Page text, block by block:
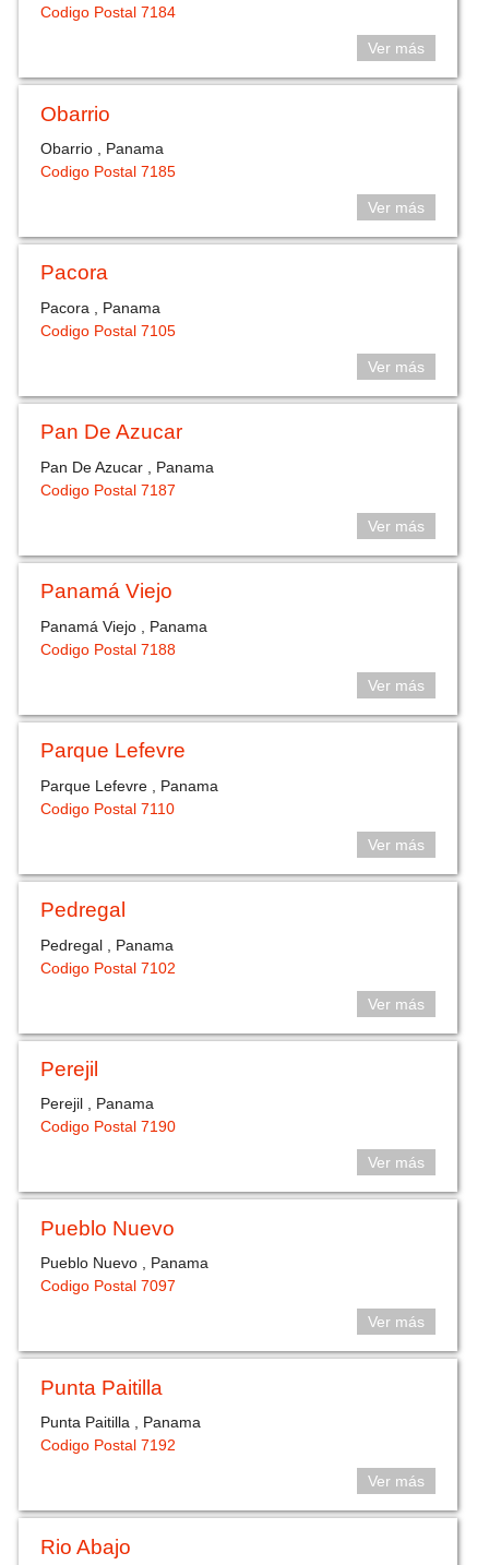
Codigo Postal 7184
Ver más
Obarrio
Obarrio , Panama
Codigo Postal 7185
Ver más
Pacora
Pacora , Panama
Codigo Postal 7105
Ver más
Pan De Azucar
Pan De Azucar , Panama
Codigo Postal 7187
Ver más
Panamá Viejo
Panamá Viejo , Panama
Codigo Postal 7188
Ver más
Parque Lefevre
Parque Lefevre , Panama
Codigo Postal 7110
Ver más
Pedregal
Pedregal , Panama
Codigo Postal 7102
Ver más
Perejil
Perejil , Panama
Codigo Postal 7190
Ver más
Pueblo Nuevo
Pueblo Nuevo , Panama
Codigo Postal 7097
Ver más
Punta Paitilla
Punta Paitilla , Panama
Codigo Postal 7192
Ver más
Rio Abajo